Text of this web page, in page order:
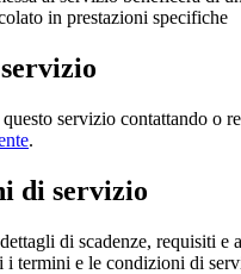
in prestazioni specifiche
servizio contattando o
.
di servizio
di scadenze, requisiti e
i termini e le condizioni di